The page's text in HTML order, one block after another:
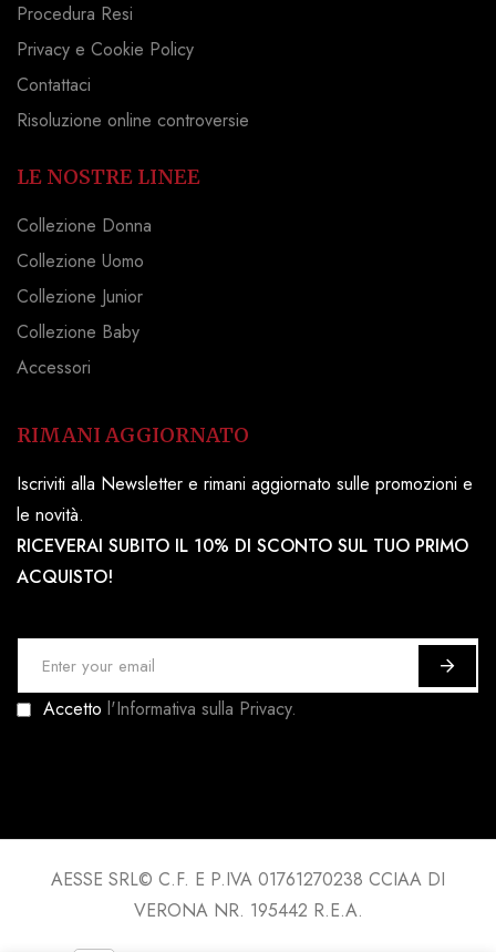
Procedura Resi
Privacy e Cookie Policy
Contattaci
Risoluzione online controversie
LE NOSTRE LINEE
Collezione Donna
Collezione Uomo
Collezione Junior
Collezione Baby
Accessori
RIMANI AGGIORNATO
Iscriviti alla Newsletter e rimani aggiornato sulle promozioni e
le novità.
RICEVERAI SUBITO IL 10% DI SCONTO SUL TUO PRIMO
ACQUISTO!
c
i
Accetto l'Informativa sulla Privacy.
AESSE SRL© C.F. E P.IVA 01761270238 CCIAA DI
VERONA NR. 195442 R.E.A.